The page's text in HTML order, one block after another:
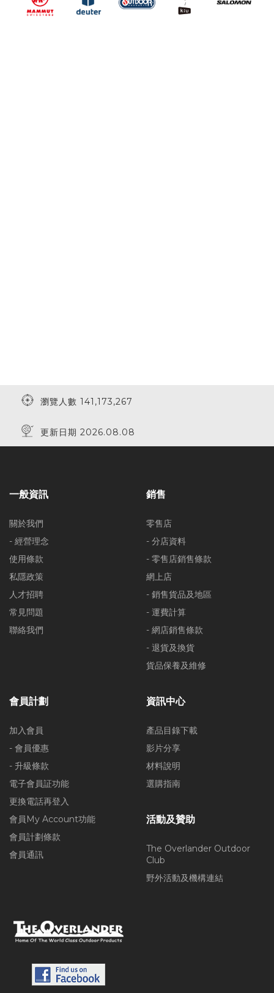
瀏覽人數 141,173,267
更新日期 2026.08.08
一般資訊
關於我們
- 經營理念
使用條款
私隱政策
人才招聘
常見問題
聯絡我們
銷售
零售店
- 分店資料
- 零售店銷售條款
網上店
- 銷售貨品及地區
- 運費計算
- 網店銷售條款
- 退貨及換貨
貨品保養及維修
會員計劃
加入會員
- 會員優惠
- 升級條款
電子會員証功能
更換電話再登入
會員My Account功能
會員計劃條款
會員通訊
資訊中心
產品目錄下載
影片分享
材料說明
選購指南
活動及贊助
The Overlander Outdoor
Club
野外活動及機構連結